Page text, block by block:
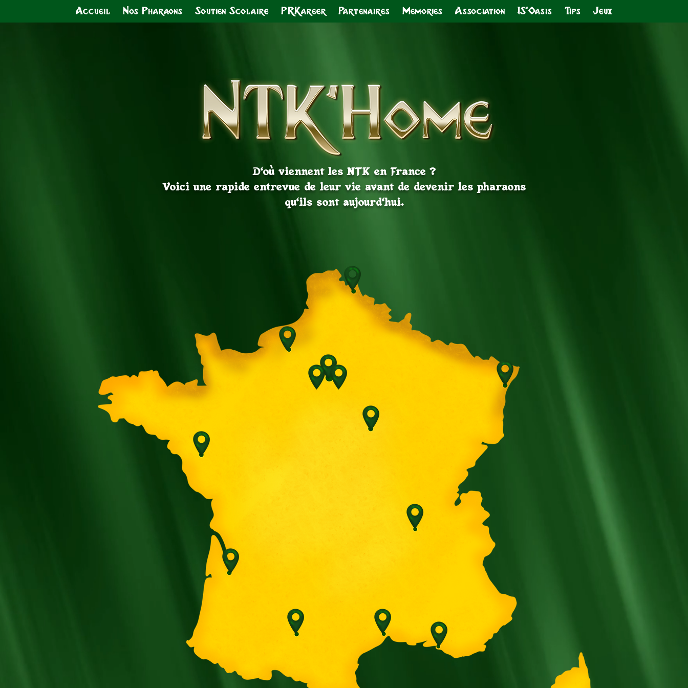
Accueil Nos Pharaons Soutien Scolaire PRKareer Partenaires Memories Association IS'Oasis Tips Jeux
D'où viennent les NTK en France ?
Voici une rapide entrevue de leur vie avant de devenir les pharaons
qu'ils sont aujourd'hui.